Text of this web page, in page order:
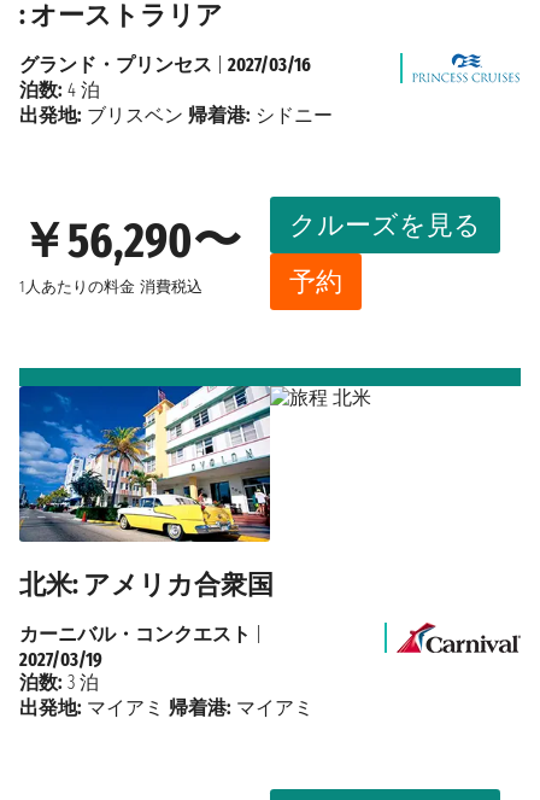
: オーストラリア
￥56,290〜
1人あたりの料金 消費税込
クルーズを見る
予約
グランド・プリンセス
2027/03/16
泊数: 4 泊
出発地: ブリスベン 帰着港: シドニー
北米: アメリカ合衆国
カーニバル・コンクエスト
2027/03/19
泊数: 3 泊
出発地: マイアミ 帰着港: マイアミ